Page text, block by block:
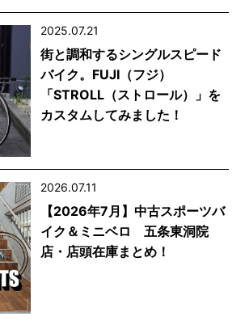
2025.07.21
街と調和するシングルスピード
バイク。FUJI（フジ）
「STROLL（ストロール）」を
カスタムしてみました！
2026.07.11
【2026年7月】中古スポーツバ
イク＆ミニベロ 五条東洞院
店・店頭在庫まとめ！